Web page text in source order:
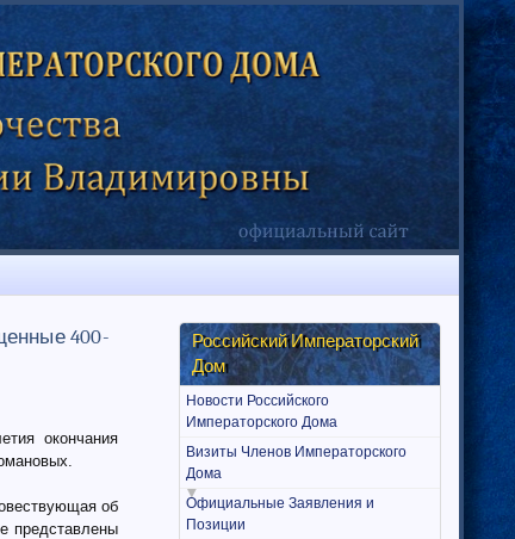
400-
окончания
об
представлены
Российский Императорский
Дом
Новости Российского
Императорского Дома
Визиты Членов Императорского
Дома
Официальные Заявления и
Позиции